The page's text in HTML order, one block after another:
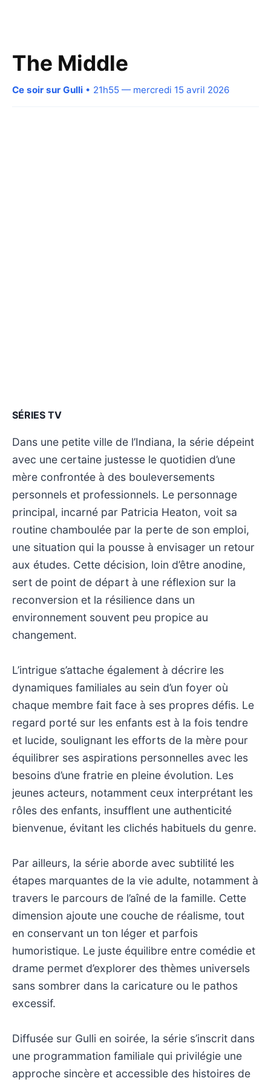
The Middle
Ce soir sur Gulli • 21h55 — mercredi 15 avril 2026
SÉRIES TV
Dans une petite ville de l’Indiana, la série dépeint
avec une certaine justesse le quotidien d’une
mère confrontée à des bouleversements
personnels et professionnels. Le personnage
principal, incarné par Patricia Heaton, voit sa
routine chamboulée par la perte de son emploi,
une situation qui la pousse à envisager un retour
aux études. Cette décision, loin d’être anodine,
sert de point de départ à une réflexion sur la
reconversion et la résilience dans un
environnement souvent peu propice au
changement.
L’intrigue s’attache également à décrire les
dynamiques familiales au sein d’un foyer où
chaque membre fait face à ses propres défis. Le
regard porté sur les enfants est à la fois tendre
et lucide, soulignant les efforts de la mère pour
équilibrer ses aspirations personnelles avec les
besoins d’une fratrie en pleine évolution. Les
jeunes acteurs, notamment ceux interprétant les
rôles des enfants, insufflent une authenticité
bienvenue, évitant les clichés habituels du genre.
Par ailleurs, la série aborde avec subtilité les
étapes marquantes de la vie adulte, notamment à
travers le parcours de l’aîné de la famille. Cette
dimension ajoute une couche de réalisme, tout
en conservant un ton léger et parfois
humoristique. Le juste équilibre entre comédie et
drame permet d’explorer des thèmes universels
sans sombrer dans la caricature ou le pathos
excessif.
Diffusée sur Gulli en soirée, la série s’inscrit dans
une programmation familiale qui privilégie une
approche sincère et accessible des histoires de